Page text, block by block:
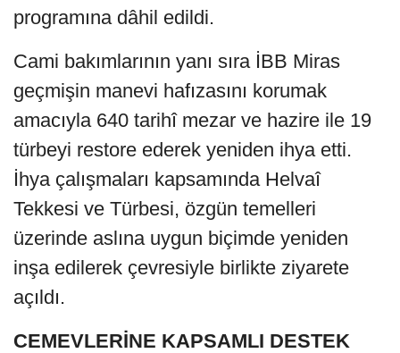
programına dâhil edildi.
Cami bakımlarının yanı sıra İBB Miras
geçmişin manevi hafızasını korumak
amacıyla 640 tarihî mezar ve hazire ile 19
türbeyi restore ederek yeniden ihya etti.
İhya çalışmaları kapsamında Helvaî
Tekkesi ve Türbesi, özgün temelleri
üzerinde aslına uygun biçimde yeniden
inşa edilerek çevresiyle birlikte ziyarete
açıldı.
CEMEVLERİNE KAPSAMLI DESTEK